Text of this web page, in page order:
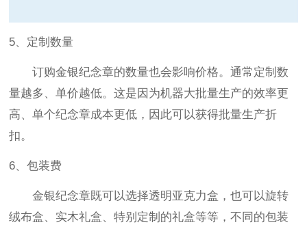
5、定制数量
订购金银纪念章的数量也会影响价格。通常定制数
量越多、单价越低。这是因为机器大批量生产的效率更
高、单个纪念章成本更低，因此可以获得批量生产折
扣。
6、包装费
金银纪念章既可以选择透明亚克力盒，也可以旋转
绒布盒、实木礼盒、特别定制的礼盒等等，不同的包装